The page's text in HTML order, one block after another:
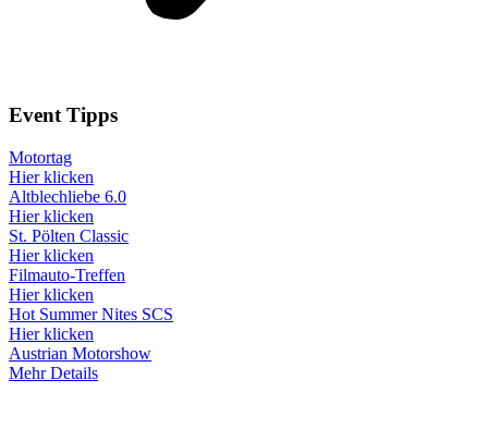
Event Tipps
Motortag
Hier klicken
Altblechliebe 6.0
Hier klicken
St. Pölten Classic
Hier klicken
Filmauto-Treffen
Hier klicken
Hot Summer Nites SCS
Hier klicken
Austrian Motorshow
Mehr Details